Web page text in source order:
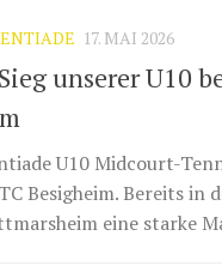
17. MAI 2026
unserer U10
U10 Midcourt-
Besigheim. Bereits
eine starke